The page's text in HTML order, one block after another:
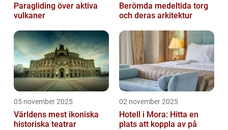
Paragliding över aktiva
vulkaner
Berömda medeltida torg
och deras arkitektur
05 november 2025
Världens mest ikoniska
historiska teatrar
02 november 2025
Hotell i Mora: Hitta en
plats att koppla av på